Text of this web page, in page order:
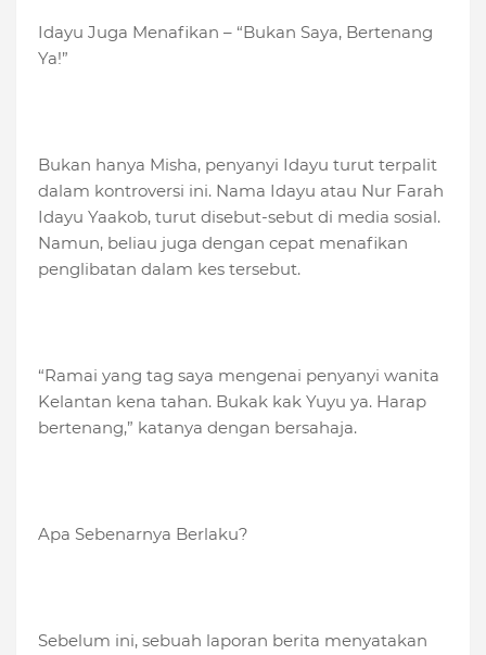
Idayu Juga Menafikan – “Bukan Saya, Bertenang
Ya!”
Bukan hanya Misha, penyanyi Idayu turut terpalit
dalam kontroversi ini. Nama Idayu atau Nur Farah
Idayu Yaakob, turut disebut-sebut di media sosial.
Namun, beliau juga dengan cepat menafikan
penglibatan dalam kes tersebut.
“Ramai yang tag saya mengenai penyanyi wanita
Kelantan kena tahan. Bukak kak Yuyu ya. Harap
bertenang,” katanya dengan bersahaja.
Apa Sebenarnya Berlaku?
Sebelum ini, sebuah laporan berita menyatakan